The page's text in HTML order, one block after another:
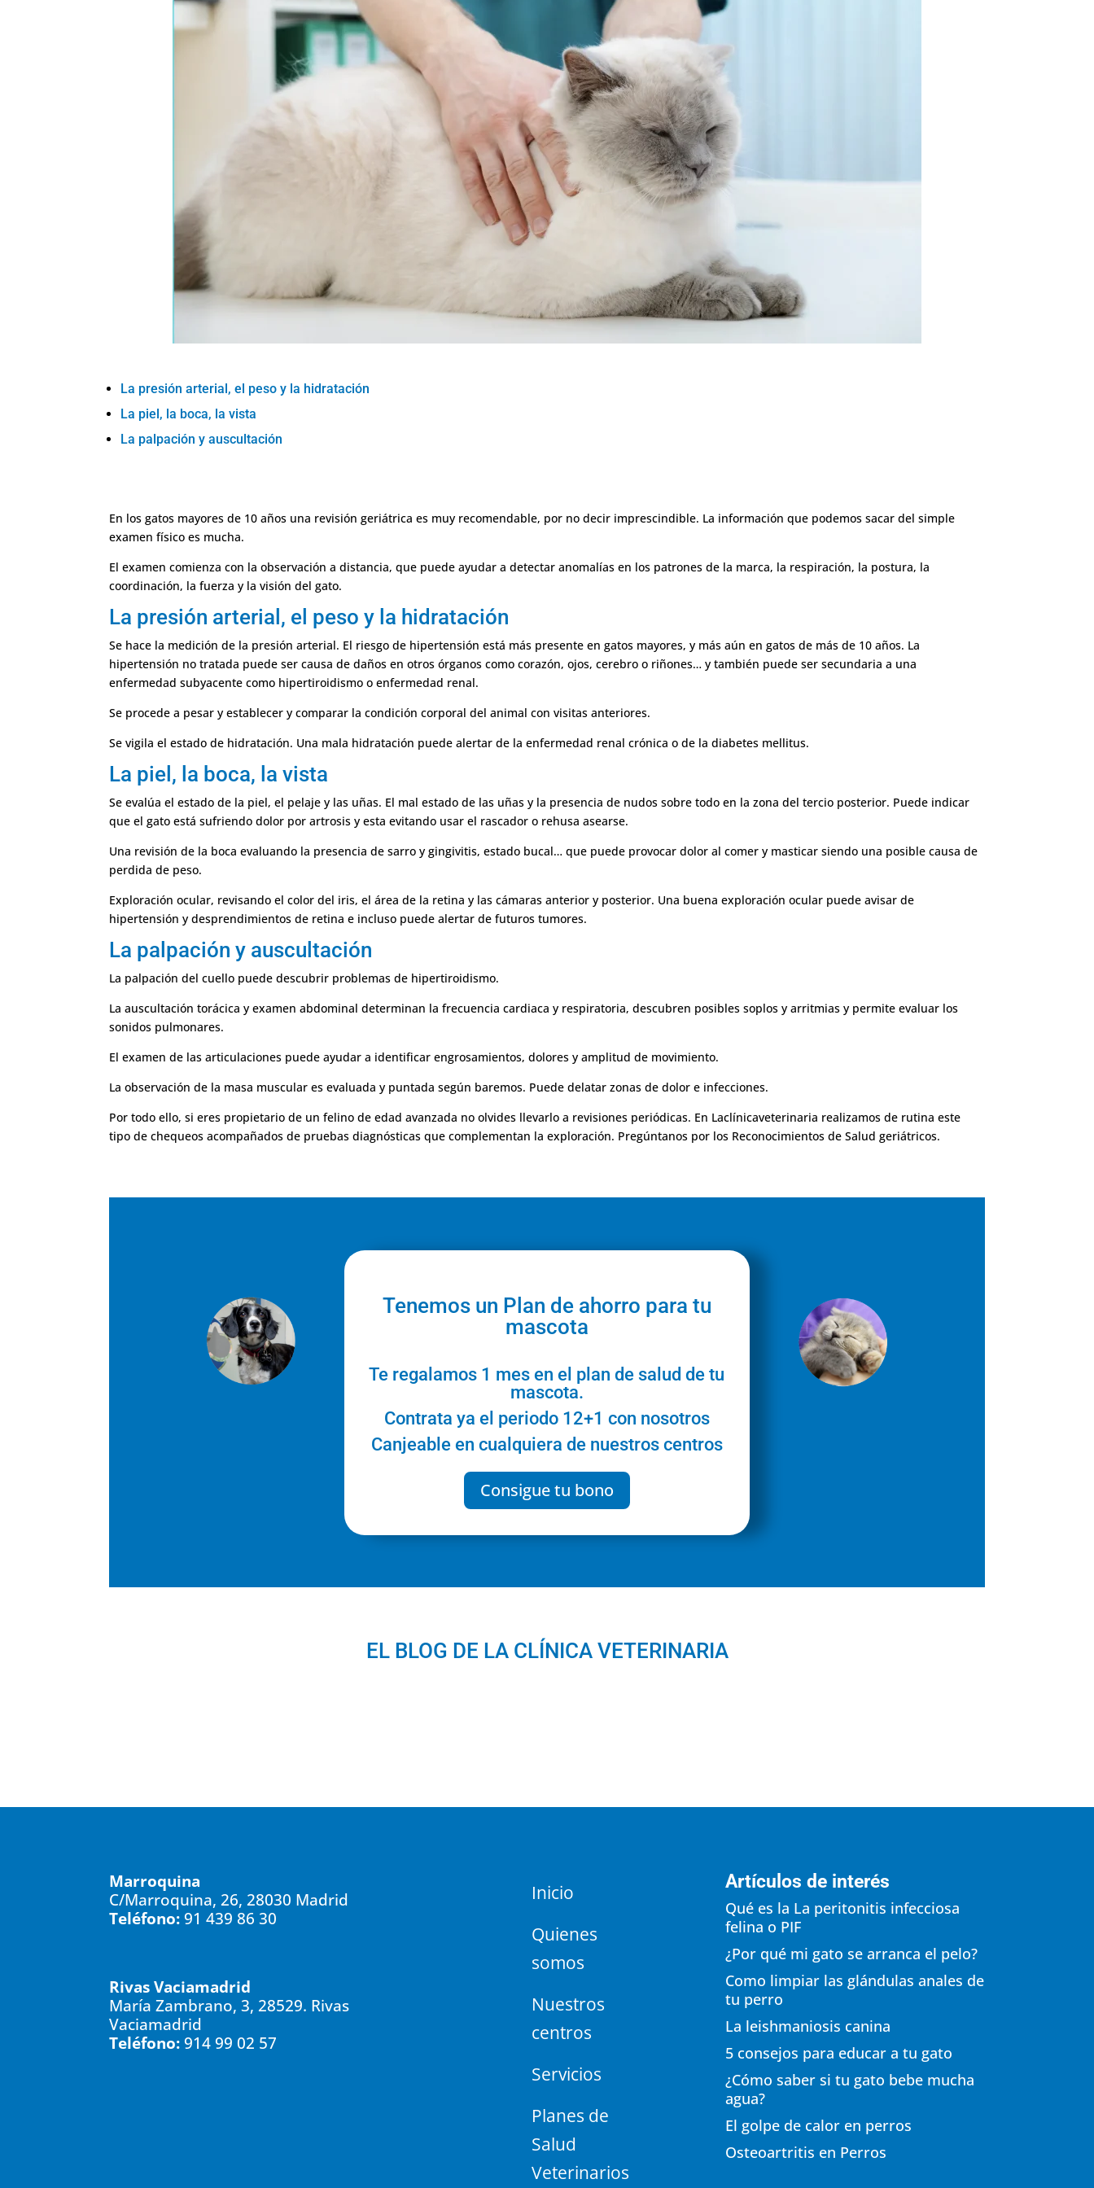
La presión arterial, el peso y la hidratación
La piel, la boca, la vista
La palpación y auscultación
En los gatos mayores de 10 años una revisión geriátrica es muy recomendable, por no decir imprescindible. La información que podemos sacar del simple
examen físico es mucha.
El examen comienza con la observación a distancia, que puede ayudar a detectar anomalías en los patrones de la marca, la respiración, la postura, la
coordinación, la fuerza y la visión del gato.
La presión arterial, el peso y la hidratación
Se hace la medición de la presión arterial. El riesgo de hipertensión está más presente en gatos mayores, y más aún en gatos de más de 10 años. La
hipertensión no tratada puede ser causa de daños en otros órganos como corazón, ojos, cerebro o riñones… y también puede ser secundaria a una
enfermedad subyacente como hipertiroidismo o enfermedad renal.
Se procede a pesar y establecer y comparar la condición corporal del animal con visitas anteriores.
Se vigila el estado de hidratación. Una mala hidratación puede alertar de la enfermedad renal crónica o de la diabetes mellitus.
La piel, la boca, la vista
Se evalúa el estado de la piel, el pelaje y las uñas. El mal estado de las uñas y la presencia de nudos sobre todo en la zona del tercio posterior. Puede indicar
que el gato está sufriendo dolor por artrosis y esta evitando usar el rascador o rehusa asearse.
Una revisión de la boca evaluando la presencia de sarro y gingivitis, estado bucal… que puede provocar dolor al comer y masticar siendo una posible causa de
perdida de peso.
Exploración ocular, revisando el color del iris, el área de la retina y las cámaras anterior y posterior. Una buena exploración ocular puede avisar de
hipertensión y desprendimientos de retina e incluso puede alertar de futuros tumores.
La palpación y auscultación
La palpación del cuello puede descubrir problemas de hipertiroidismo.
La auscultación torácica y examen abdominal determinan la frecuencia cardiaca y respiratoria, descubren posibles soplos y arritmias y permite evaluar los
sonidos pulmonares.
El examen de las articulaciones puede ayudar a identificar engrosamientos, dolores y amplitud de movimiento.
La observación de la masa muscular es evaluada y puntada según baremos. Puede delatar zonas de dolor e infecciones.
Por todo ello, si eres propietario de un felino de edad avanzada no olvides llevarlo a revisiones periódicas. En Laclínicaveterinaria realizamos de rutina este
tipo de chequeos acompañados de pruebas diagnósticas que complementan la exploración. Pregúntanos por los Reconocimientos de Salud geriátricos.
Tenemos un Plan de ahorro para tu
mascota
Te regalamos 1 mes en el plan de salud de tu
mascota.
Contrata ya el periodo 12+1 con nosotros
Canjeable en cualquiera de nuestros centros
Consigue tu bono
EL BLOG DE LA CLÍNICA VETERINARIA
Marroquina
C/Marroquina, 26, 28030 Madrid
Teléfono:91 439 86 30
Rivas Vaciamadrid
María Zambrano, 3, 28529. Rivas
Vaciamadrid
Teléfono:914 99 02 57
Inicio
Quienes
somos
Nuestros
centros
Servicios
Planes de
Salud
Veterinarios
Artículos de interés
Qué es la La peritonitis infecciosa
felina o PIF
¿Por qué mi gato se arranca el pelo?
Como limpiar las glándulas anales de
tu perro
La leishmaniosis canina
5 consejos para educar a tu gato
¿Cómo saber si tu gato bebe mucha
agua?
El golpe de calor en perros
Osteoartritis en Perros